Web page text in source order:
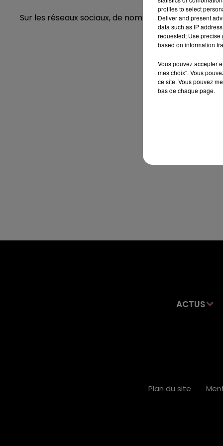
Sur les réseaux sociaux, de nombreux utilisateurs
ACTUS
Plan du site
profiles to select
Deliver and present
data such as IP
requested; Use precise
based on information
Vous pouvez accepter
mes choix". Vous
ce site. Vous pouvez
bas de chaque page.